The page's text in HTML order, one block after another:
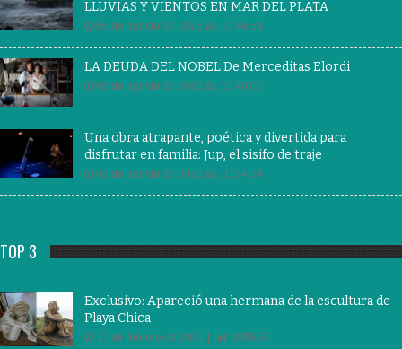
LLUVIAS Y VIENTOS EN MAR DEL PLATA
06 de agosto de 2026 às 10:46:54
LA DEUDA DEL NOBEL De Merceditas Elordi
06 de agosto de 2026 às 10:40:00
Una obra atrapante, poética y divertida para
disfrutar en familia: Jup, el sisifo de traje
06 de agosto de 2026 às 10:34:54
TOP 3
Exclusivo: Apareció una hermana de la escultura de
Playa Chica
17 de febrero de 2021 | 299553